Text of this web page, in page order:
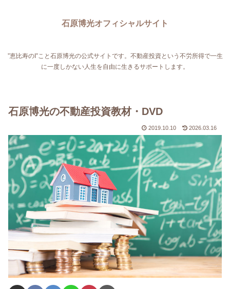
石原博光オフィシャルサイト
”恵比寿のI”こと石原博光の公式サイトです。不動産投資という不労所得で一生
に一度しかない人生を自由に生きるサポートします。
石原博光の不動産投資教材・DVD
2019.10.10 2026.03.16